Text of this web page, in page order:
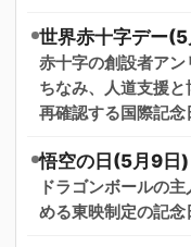
世界赤十字デー
赤十字の創設者ア
ちなみ、人道支援
再確認する国際記念
悟空の日(5月9日)
ドラゴンボールの
める東映制定の記念